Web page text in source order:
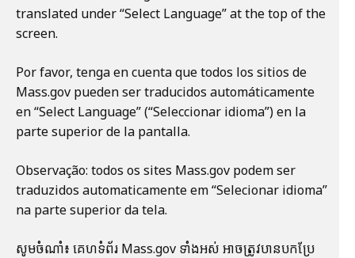
translated under “Select Language” at the top of the
screen.
Por favor, tenga en cuenta que todos los sitios de
Mass.gov pueden ser traducidos automáticamente
en “Select Language” (“Seleccionar idioma”) en la
parte superior de la pantalla.
Observação: todos os sites Mass.gov podem ser
traduzidos automaticamente em “Selecionar idioma”
na parte superior da tela.
សូមចំណាំ៖ គេហទំព័រ Mass.gov ទាំងអស់ អាចត្រូវបានបកប្រែ